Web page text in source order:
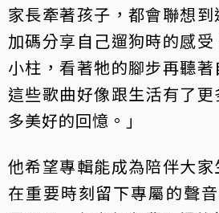
家長牽著孩子，都會聯想到
加碼分享自己遛狗時的感
小柱，看著牠的腳步再聽
這些歌曲好像跟生活有了
多美好的回憶。」
他希望專輯能成為陪伴大家
在重要時刻留下專屬的聲